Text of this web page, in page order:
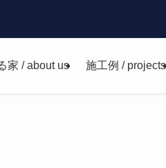
家 / about us 施工例 / projects